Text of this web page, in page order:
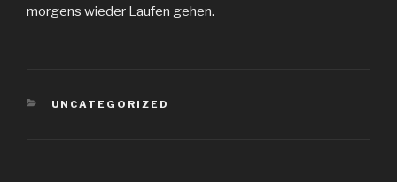
morgens wieder Laufen gehen.
KATEGORIEN
UNCATEGORIZED